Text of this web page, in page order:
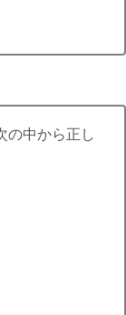
の中から正し